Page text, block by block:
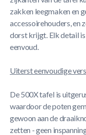
zakken leegmaken en
accessoirehouders, en
dorst krijgt. Elk detail
eenvoud.
Uiterst eenvoudige
De 500X tafel is
waardoor de poten
gewoon aan de
zetten - geen